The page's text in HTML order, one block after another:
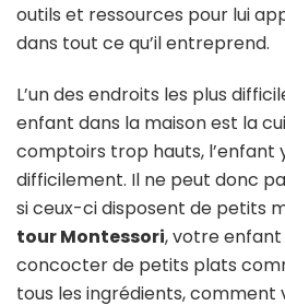
outils et ressources pour lui
dans tout ce qu’il entreprend.
L’un des endroits les plus
enfant dans la maison est la
comptoirs trop hauts, l’enfant
difficilement. Il ne peut donc
si ceux-ci disposent de petits
tour Montessori, votre enfant
concocter de petits plats
tous les ingrédients, comment